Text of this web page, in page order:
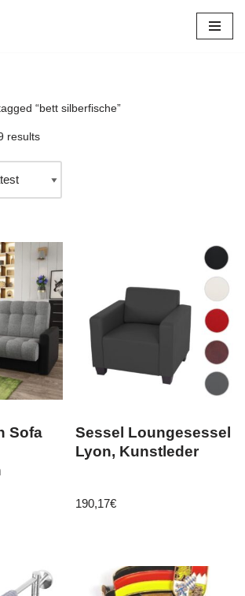
“bett silberfische”
results
Sofa
Sessel Loungesessel
Lyon, Kunstleder
190,17€